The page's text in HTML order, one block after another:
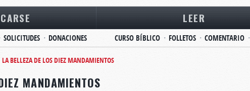
SOLICITUDES DONACIONES
LEER
CURSO BÍBLICO FOLLETOS COMENTARIO
LA BELLEZA DE LOS DIEZ MANDAMIENTOS
MANDAMIENTOS